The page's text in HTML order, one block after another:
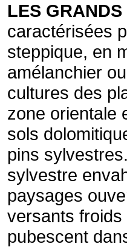
LES
caractérisées
steppique, en
amélanchier
cultures des
zone orientale
sols
pins
sylvestre
paysages
versants
pubescent